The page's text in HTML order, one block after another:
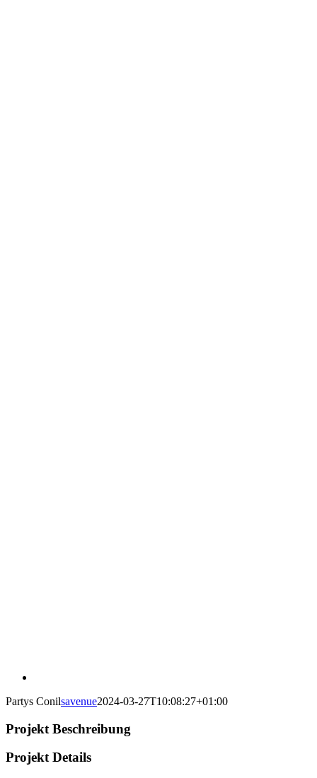
Partys Conilsavenue2024-03-27T10:08:27+01:00
Projekt Beschreibung
Projekt Details